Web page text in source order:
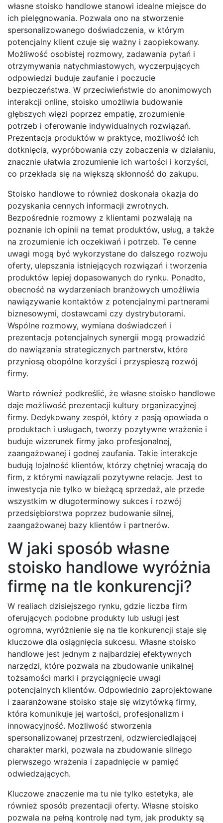
własne stoisko handlowe stanowi idealne miejsce do
ich pielęgnowania. Pozwala ono na stworzenie
spersonalizowanego doświadczenia, w którym
potencjalny klient czuje się ważny i zaopiekowany.
Możliwość osobistej rozmowy, zadawania pytań i
otrzymywania natychmiastowych, wyczerpujących
odpowiedzi buduje zaufanie i poczucie
bezpieczeństwa. W przeciwieństwie do anonimowych
interakcji online, stoisko umożliwia budowanie
głębszych więzi poprzez empatię, zrozumienie
potrzeb i oferowanie indywidualnych rozwiązań.
Prezentacja produktów w praktyce, możliwość ich
dotknięcia, wypróbowania czy zobaczenia w działaniu,
znacznie ułatwia zrozumienie ich wartości i korzyści,
co przekłada się na większą skłonność do zakupu.
Stoisko handlowe to również doskonała okazja do
pozyskania cennych informacji zwrotnych.
Bezpośrednie rozmowy z klientami pozwalają na
poznanie ich opinii na temat produktów, usług, a także
na zrozumienie ich oczekiwań i potrzeb. Te cenne
uwagi mogą być wykorzystane do dalszego rozwoju
oferty, ulepszania istniejących rozwiązań i tworzenia
produktów lepiej dopasowanych do rynku. Ponadto,
obecność na wydarzeniach branżowych umożliwia
nawiązywanie kontaktów z potencjalnymi partnerami
biznesowymi, dostawcami czy dystrybutorami.
Wspólne rozmowy, wymiana doświadczeń i
prezentacja potencjalnych synergii mogą prowadzić
do nawiązania strategicznych partnerstw, które
przyniosą obopólne korzyści i przyspieszą rozwój
firmy.
Warto również podkreślić, że własne stoisko handlowe
daje możliwość prezentacji kultury organizacyjnej
firmy. Dedykowany zespół, który z pasją opowiada o
produktach i usługach, tworzy pozytywne wrażenie i
buduje wizerunek firmy jako profesjonalnej,
zaangażowanej i godnej zaufania. Takie interakcje
budują lojalność klientów, którzy chętniej wracają do
firm, z którymi nawiązali pozytywne relacje. Jest to
inwestycja nie tylko w bieżącą sprzedaż, ale przede
wszystkim w długoterminowy sukces i rozwój
przedsiębiorstwa poprzez budowanie silnej,
zaangażowanej bazy klientów i partnerów.
W jaki sposób własne
stoisko handlowe wyróżnia
firmę na tle konkurencji?
W realiach dzisiejszego rynku, gdzie liczba firm
oferujących podobne produkty lub usługi jest
ogromna, wyróżnienie się na tle konkurencji staje się
kluczowe dla osiągnięcia sukcesu. Własne stoisko
handlowe jest jednym z najbardziej efektywnych
narzędzi, które pozwala na zbudowanie unikalnej
tożsamości marki i przyciągnięcie uwagi
potencjalnych klientów. Odpowiednio zaprojektowane
i zaaranżowane stoisko staje się wizytówką firmy,
która komunikuje jej wartości, profesjonalizm i
innowacyjność. Możliwość stworzenia
spersonalizowanej przestrzeni, odzwierciedlającej
charakter marki, pozwala na zbudowanie silnego
pierwszego wrażenia i zapadnięcie w pamięć
odwiedzających.
Kluczowe znaczenie ma tu nie tylko estetyka, ale
również sposób prezentacji oferty. Własne stoisko
pozwala na pełną kontrolę nad tym, jak produkty są